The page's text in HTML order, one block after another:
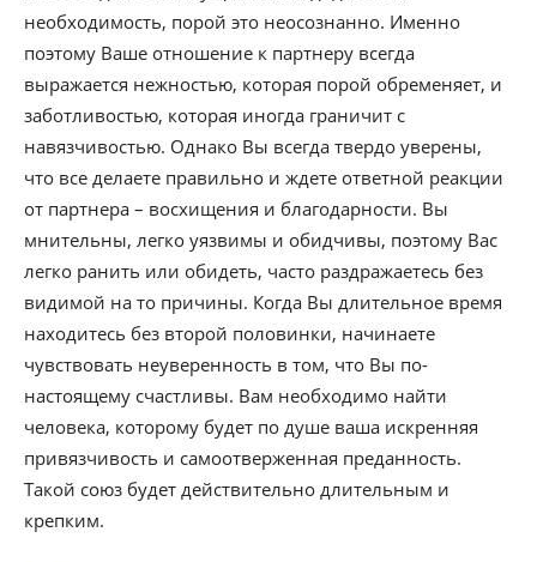
необходимость, порой это неосознанно. Именно
поэтому Ваше отношение к партнеру всегда
выражается нежностью, которая порой обременяет, и
заботливостью, которая иногда граничит с
навязчивостью. Однако Вы всегда твердо уверены,
что все делаете правильно и ждете ответной реакции
от партнера – восхищения и благодарности. Вы
мнительны, легко уязвимы и обидчивы, поэтому Вас
легко ранить или обидеть, часто раздражаетесь без
видимой на то причины. Когда Вы длительное время
находитесь без второй половинки, начинаете
чувствовать неуверенность в том, что Вы по-
настоящему счастливы. Вам необходимо найти
человека, которому будет по душе ваша искренняя
привязчивость и самоотверженная преданность.
Такой союз будет действительно длительным и
крепким.